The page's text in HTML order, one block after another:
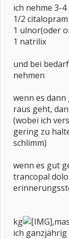
ich nehme 3-
1/2
1 ulnor(oder
1 natrilix
und bei
nehmen
wenn es
raus geht,
(wobei ich
gering zu
schlimm)
wenn es gut
trancopal
kg
ich ganzjährig